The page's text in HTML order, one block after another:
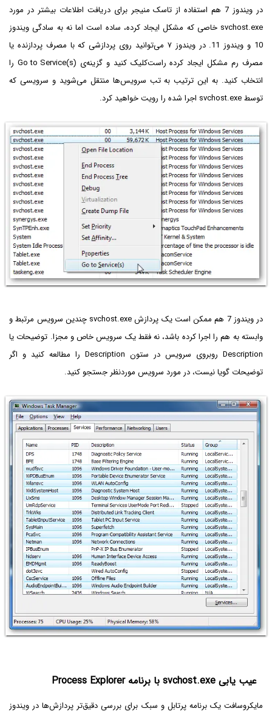
در ویندوز 7 هم استفاده از تاسک منیجر برای دریافت اطلاعات بیشتر در مورد
svchost.exe خاصی که مشکل ایجاد کرده، ساده است اما نه به سادگی ویندوز
10 و ویندوز 11. در ویندوز ۷ می‌توانید روی پردازشی که با مصرف پردازنده یا
مصرف رم مشکل ایجاد کرده راست‌کلیک کنید و گزینه‌ی Go to Service(s) را
انتخاب کنید. به این ترتیب به تب سرویس‌ها منتقل می‌شوید و سرویسی که
توسط svchost.exe اجرا شده را رویت خواهید کرد.
در ویندوز 7 هم ممکن است یک پردازش svchost.exe چندین سرویس مرتبط و
وابسته به هم را اجرا کرده باشد، نه فقط یک سرویس خاص و مجزا. توضیحات یا
Description روبروی سرویس در ستون Description را مطالعه کنید و اگر
توضیحات گویا نیست، در مورد سرویس موردنظر جستجو کنید.
عیب یابی svchost.exe با برنامه Process Explorer
مایکروسافت یک برنامه پرتابل و سبک برای بررسی دقیق‌تر پردازش‌ها در ویندوز